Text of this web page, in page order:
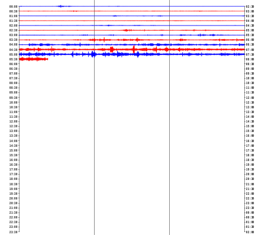
00:00
00:30
01:00
01:30
02:00
02:30
03:00
03:30
04:00
04:30
05:00
05:30
06:00
06:30
07:00
07:30
08:00
08:30
09:00
09:30
10:00
10:30
11:00
11:30
12:00
12:30
13:00
13:30
14:00
14:30
15:00
15:30
16:00
16:30
17:00
17:30
18:00
18:30
19:00
19:30
20:00
20:30
21:00
21:30
22:00
22:30
23:00
23:30
02:30
03:00
03:30
04:00
04:30
05:00
05:30
06:00
06:30
07:00
07:30
08:00
08:30
09:00
09:30
10:00
10:30
11:00
11:30
12:00
12:30
13:00
13:30
14:00
14:30
15:00
15:30
16:00
16:30
17:00
17:30
18:00
18:30
19:00
19:30
20:00
20:30
21:00
21:30
22:00
22:30
23:00
23:30
00:00
00:30
01:00
01:30
02:00